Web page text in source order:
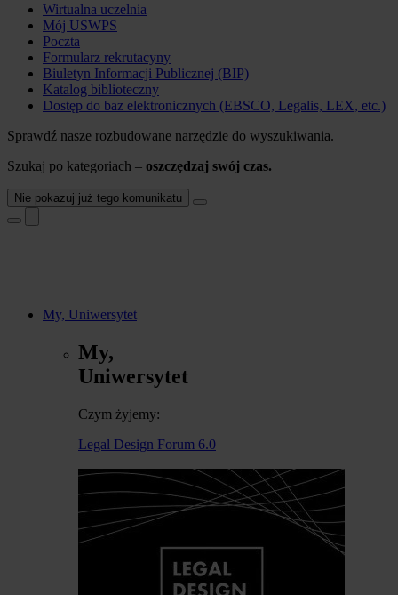
Wirtualna uczelnia
Mój USWPS
Poczta
Formularz rekrutacyny
Biuletyn Informacji Publicznej (BIP)
Katalog biblioteczny
Dostęp do baz elektronicznych (EBSCO, Legalis, LEX, etc.)
Sprawdź nasze rozbudowane narzędzie do wyszukiwania.
Szukaj po kategoriach – oszczędzaj swój czas.
Nie pokazuj już tego komunikatu
My, Uniwersytet
My,
Uniwersytet
Czym żyjemy:
Legal Design Forum 6.0